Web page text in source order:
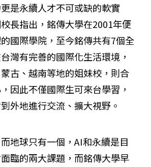
更是永續人才不可或缺的軟實
長指出，銘傳大學在2001年便
國際學院，至今銘傳共有7個全
灣有完善的國際化生活環境，
古、越南等地的姐妹校，則合
因此不僅國際生可來台學習，
外地進行交流、擴大視野。
地球只有一個，AI和永續是目
臨的兩大課題，而銘傳大學早